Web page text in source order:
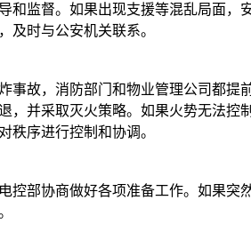
和监督。如果出现支援等混乱局面，
及时与公安机关联系。
故，消防部门和物业管理公司都提
，并采取灭火策略。如果火势无法控
秩序进行控制和协调。
部协商做好各项准备工作。如果突